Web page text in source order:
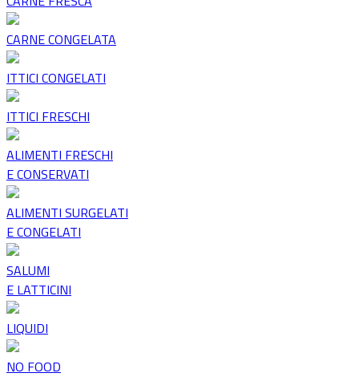
CARNE CONGELATA
ITTICI CONGELATI
ITTICI FRESCHI
ALIMENTI FRESCHI
E CONSERVATI
ALIMENTI SURGELATI
E CONGELATI
SALUMI
E LATTICINI
LIQUIDI
NO FOOD